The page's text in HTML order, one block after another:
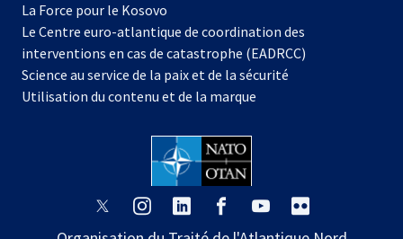
nouvel
onglet
La Force pour le Kosovo
dans
un
nouvel
onglet
Le Centre euro-atlantique de coordination des
interventions en cas de catastrophe (EADRCC)
Science au service de la paix et de la sécurité
Utilisation du contenu et de la marque
s’ouvres’ouvres’ouvres’ouvres’ouvre